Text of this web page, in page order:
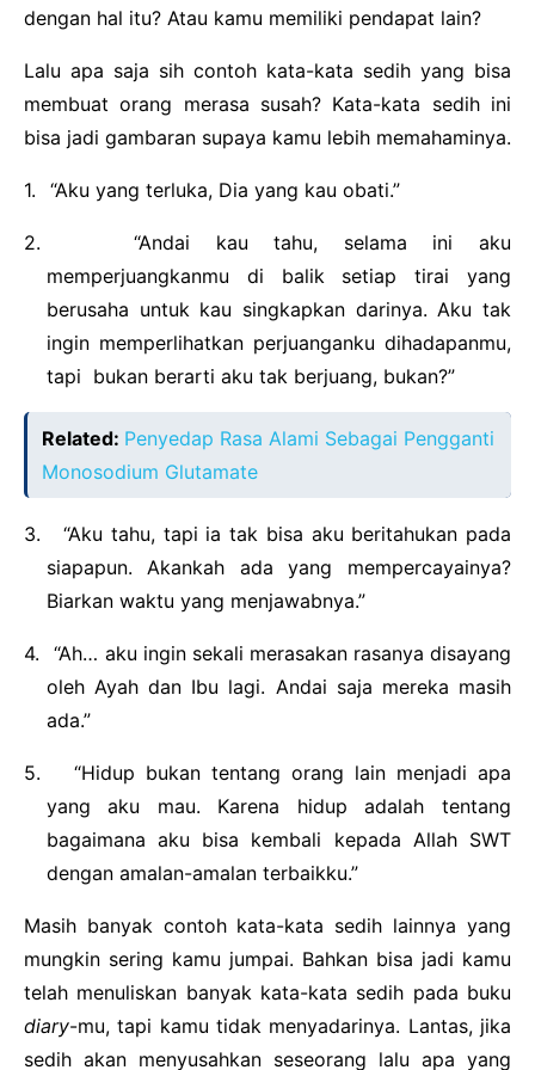
dengan hal itu? Atau kamu memiliki pendapat lain?
Lalu apa saja sih contoh kata-kata sedih yang bisa
membuat orang merasa susah? Kata-kata sedih ini
bisa jadi gambaran supaya kamu lebih memahaminya.
1. “Aku yang terluka, Dia yang kau obati.”
2.
“Andai kau tahu, selama ini aku
memperjuangkanmu di balik setiap tirai yang
berusaha untuk kau singkapkan darinya. Aku tak
ingin memperlihatkan perjuanganku dihadapanmu,
tapi bukan berarti aku tak berjuang, bukan?”
Related: Penyedap Rasa Alami Sebagai Pengganti
Monosodium Glutamate
3.
“Aku tahu, tapi ia tak bisa aku beritahukan pada
siapapun. Akankah ada yang mempercayainya?
Biarkan waktu yang menjawabnya.”
4.
“Ah… aku ingin sekali merasakan rasanya disayang
oleh Ayah dan Ibu lagi. Andai saja mereka masih
ada.”
5.
“Hidup bukan tentang orang lain menjadi apa
yang aku mau. Karena hidup adalah tentang
bagaimana aku bisa kembali kepada Allah SWT
dengan amalan-amalan terbaikku.”
Masih banyak contoh kata-kata sedih lainnya yang
mungkin sering kamu jumpai. Bahkan bisa jadi kamu
telah menuliskan banyak kata-kata sedih pada buku
diary-mu, tapi kamu tidak menyadarinya. Lantas, jika
sedih akan menyusahkan seseorang lalu apa yang